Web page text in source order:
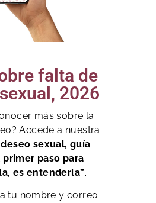
falta de
2026
más sobre la
Accede a nuestra
sexual, guía
primer paso para
es entenderla”.
tu nombre y correo